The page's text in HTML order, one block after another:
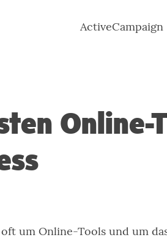
ActiveCampaign
Online-
um Online-Tools und um